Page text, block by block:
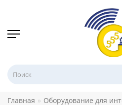
Главная Оборудование для